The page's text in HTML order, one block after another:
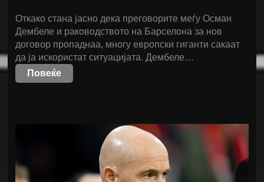
Откако стана јасно дека преговорите меѓу Осман
Дембеле и раководството на Барселона за нов
договор пропаднаа, многу европски гиганти сакаат
да ја искористат ситуацијата. Дембеле…
Повеќе